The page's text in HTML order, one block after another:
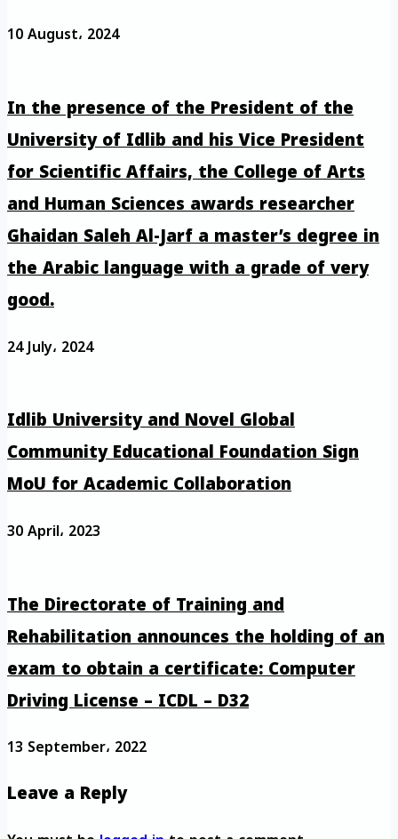
10 August، 2024
In the presence of the President of the
University of Idlib and his Vice President
for Scientific Affairs, the College of Arts
and Human Sciences awards researcher
Ghaidan Saleh Al-Jarf a master’s degree in
the Arabic language with a grade of very
good.
24 July، 2024
Idlib University and Novel Global
Community Educational Foundation Sign
MoU for Academic Collaboration
30 April، 2023
The Directorate of Training and
Rehabilitation announces the holding of an
exam to obtain a certificate: Computer
Driving License – ICDL – D32
13 September، 2022
Leave a Reply